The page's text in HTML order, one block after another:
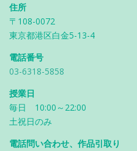
住所
〒108-0072
東京都港区白金5-13-4
電話番号
03-6318-5858
授業日
毎日 10:00～22:00
土祝日のみ
電話問い合わせ、作品引取り